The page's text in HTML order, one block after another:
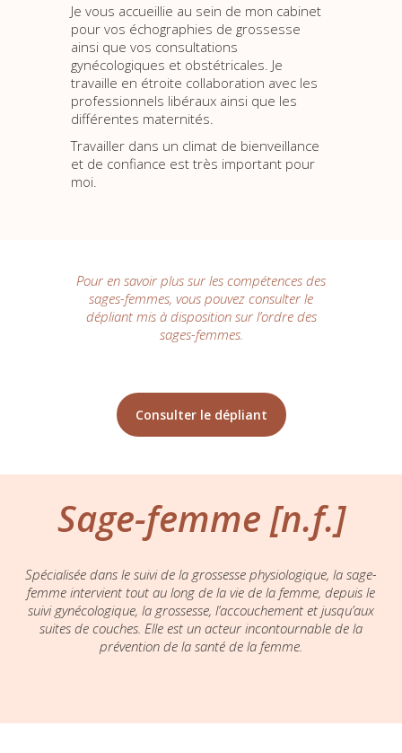
Je vous accueillie au sein de mon cabinet
pour vos échographies de grossesse
ainsi que vos consultations
gynécologiques et obstétricales. Je
travaille en étroite collaboration avec les
professionnels libéraux ainsi que les
différentes maternités.
Travailler dans un climat de bienveillance
et de confiance est très important pour
moi.
Pour en savoir plus sur les compétences des
sages-femmes, vous pouvez consulter le
dépliant mis à disposition sur l’ordre des
sages-femmes.
Consulter le dépliant
Sage-femme [n.f.]
Spécialisée dans le suivi de la grossesse physiologique, la sage-
femme intervient tout au long de la vie de la femme, depuis le
suivi gynécologique, la grossesse, l’accouchement et jusqu’aux
suites de couches. Elle est un acteur incontournable de la
prévention de la santé de la femme.